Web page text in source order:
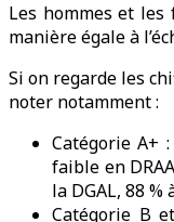
Les hommes et
manière égale à
Si on regarde les
noter notamment :
Catégorie A+
faible en
la DGAL, 88 %
Catégorie B